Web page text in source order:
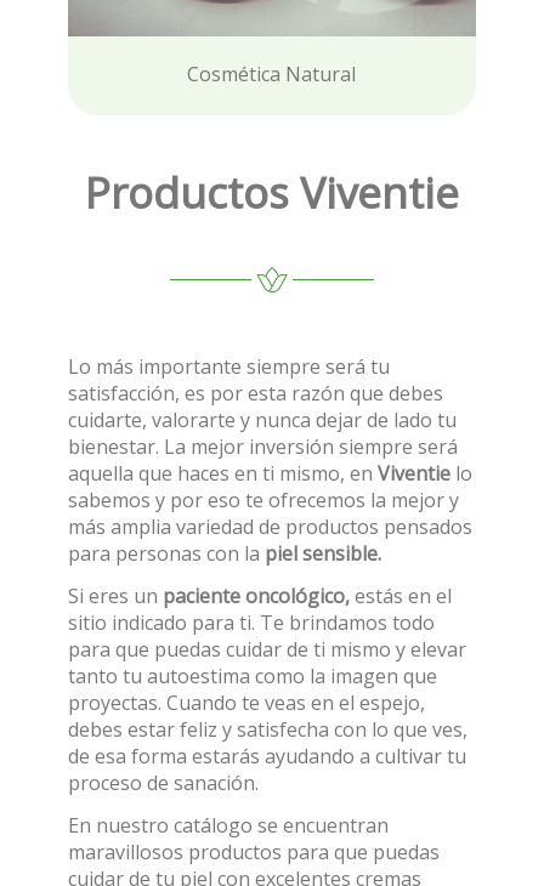
Cosmética Natural
Productos Viventie
Lo más importante siempre será tu
satisfacción, es por esta razón que debes
cuidarte, valorarte y nunca dejar de lado tu
bienestar. La mejor inversión siempre será
aquella que haces en ti mismo, en Viventie lo
sabemos y por eso te ofrecemos la mejor y
más amplia variedad de productos pensados
para personas con la piel sensible.
Si eres un paciente oncológico,estás en el
sitio indicado para ti. Te brindamos todo
para que puedas cuidar de ti mismo y elevar
tanto tu autoestima como la imagen que
proyectas. Cuando te veas en el espejo,
debes estar feliz y satisfecha con lo que ves,
de esa forma estarás ayudando a cultivar tu
proceso de sanación.
En nuestro catálogo se encuentran
maravillosos productos para que puedas
cuidar de tu piel con excelentes cremas